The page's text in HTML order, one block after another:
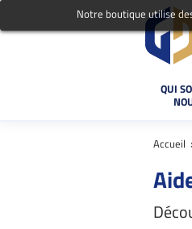
QUI
Accueil
Notre boutique utilise